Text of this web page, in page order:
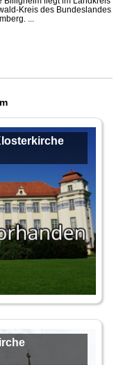
Kreis des Bundeslandes
...